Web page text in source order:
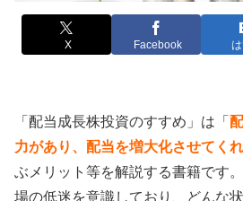
X Facebook
「配当成長株投資のすすめ」は「
力があり、配当を増大化させてく
ぶメリット等を解説する書籍です
場の低迷を意識しており、どんな